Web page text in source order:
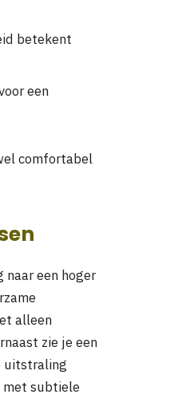
betekent
een
comfortabel
een hoger
alleen
zie je een
uitstraling
met subtiele